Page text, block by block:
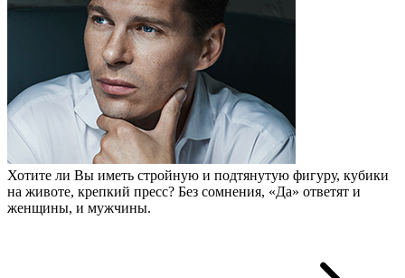
Хотите ли Вы иметь стройную и подтянутую фигуру, кубики
на животе, крепкий пресс? Без сомнения, «Да» ответят и
женщины, и мужчины.